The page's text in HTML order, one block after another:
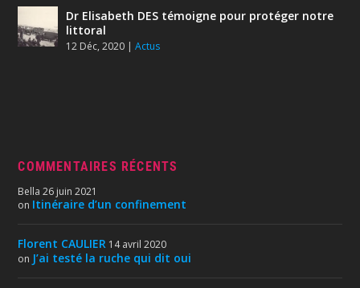
Dr Elisabeth DES témoigne pour protéger notre
littoral
12 Déc, 2020 |Actus
COMMENTAIRES RÉCENTS
Bella 26 juin 2021
on Itinéraire d’un confinement
Florent CAULIER 14 avril 2020
on J’ai testé la ruche qui dit oui